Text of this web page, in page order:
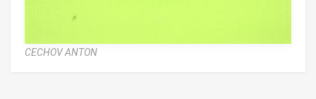
CECHOV ANTON